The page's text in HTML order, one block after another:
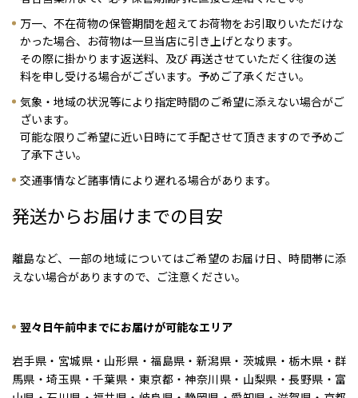
万一、不在荷物の保管期間を超えてお荷物をお引取りいただけな
かった場合、お荷物は一旦当店に引き上げとなります。
その際に掛かります返送料、及び 再送させていただく往復の送
料を申し受ける場合がございます。予めご了承ください。
気象・地域の状況等により指定時間のご希望に添えない場合がご
ざいます。
可能な限りご希望に近い日時にて手配させて頂きますので予めご
了承下さい。
交通事情など諸事情により遅れる場合があります。
発送からお届けまでの目安
離島など、一部の地域についてはご希望のお届け日、時間帯に添
えない場合がありますので、ご注意ください。
翌々日午前中までにお届けが可能なエリア
岩手県・宮城県・山形県・福島県・新潟県・茨城県・栃木県・群
馬県・埼玉県・千葉県・東京都・神奈川県・山梨県・長野県・富